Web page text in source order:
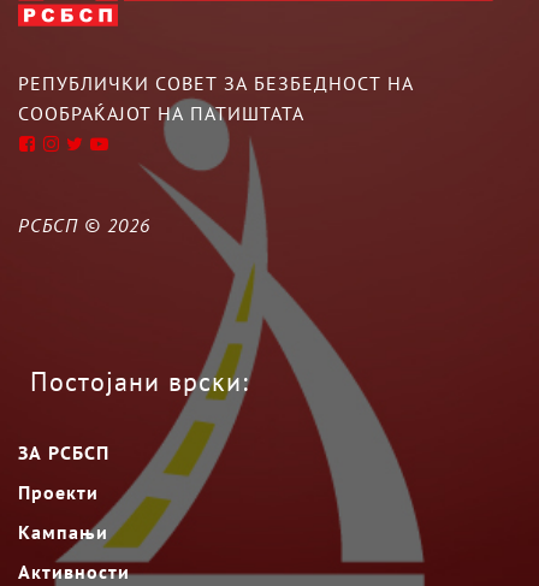
РЕПУБЛИЧКИ СОВЕТ ЗА БЕЗБЕДНОСТ НА
СООБРАЌАЈОТ НА ПАТИШТАТА
РСБСП © 2026
Постојани врски:
ЗА РСБСП
Проекти
Кампањи
Активности